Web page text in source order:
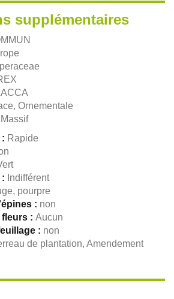
supplémentaires
Ornementale
Massif
Rapide
Indifférent
pourpre
: non
fleurs : Aucun
: non
de plantation, Amendement